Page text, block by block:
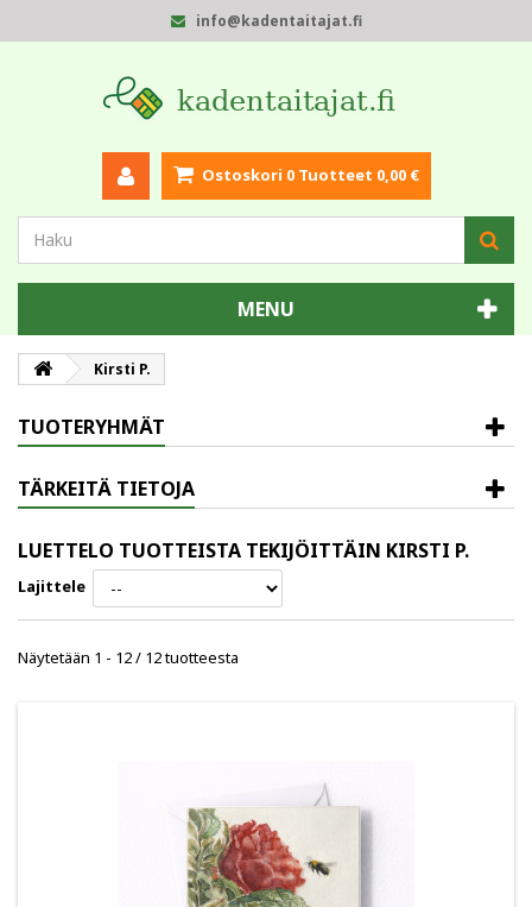
info@kadentaitajat.fi
Ostoskori 0 Tuotteet 0,00 €
MENU
Kirsti P.
TUOTERYHMÄT
TÄRKEITÄ TIETOJA
LUETTELO TUOTTEISTA TEKIJÖITTÄIN KIRSTI P.
Lajittele
Näytetään 1 - 12 / 12 tuotteesta